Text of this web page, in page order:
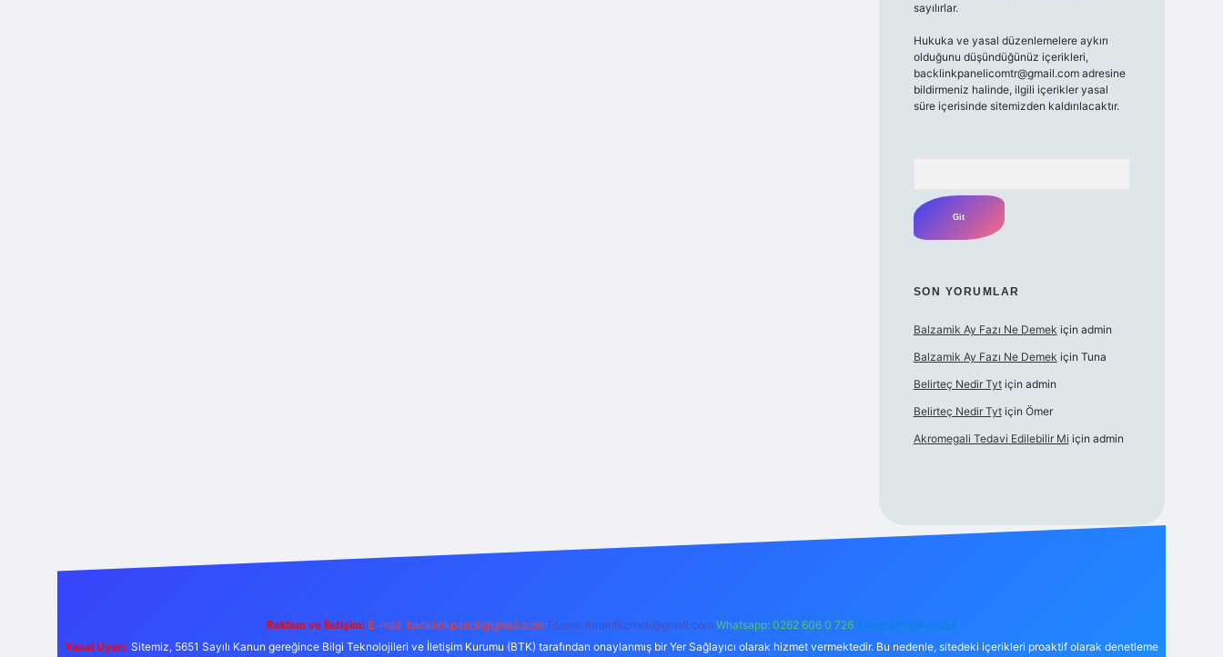
sayılırlar.
Hukuka ve yasal düzenlemelere aykırı
olduğunu düşündüğünüz içerikleri,
backlinkpanelicomtr@gmail.comadresine
bildirmeniz halinde, ilgili içerikler yasal
süre içerisinde sitemizden kaldırılacaktır.
SON YORUMLAR
Balzamik Ay Fazı Ne Demek için admin
Balzamik Ay Fazı Ne Demek için Tuna
Belirteç Nedir Tytiçin admin
Belirteç Nedir Tytiçin Ömer
Akromegali Tedavi Edilebilir Mi için admin
Reklam ve İletişim: E-mail: backlinkpaneli@gmail.com Teams: forumhizmeti@gmail.com Whatsapp: 0262 606 0 726 Telegram: @karabul
Yasal Uyarı: Sitemiz, 5651 Sayılı Kanun gereğince Bilgi Teknolojileri ve İletişim Kurumu (BTK) tarafından onaylanmış bir Yer Sağlayıcı olarak hizmet vermektedir. Bu nedenle, sitedeki içerikleri proaktif olarak denetleme